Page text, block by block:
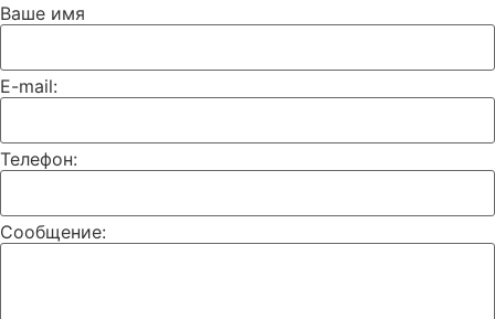
Ваше имя
E-mail:
Телефон:
Сообщение: